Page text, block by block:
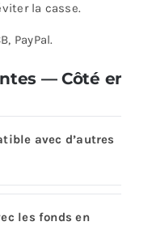
la casse.
PayPal.
— Côté en
avec d’autres
les fonds en